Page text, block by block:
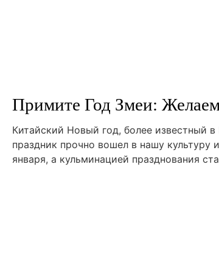
Примите Год Змеи:
Китайский Новый год, более известный
праздник прочно вошел в нашу
января, а кульминацией празднования